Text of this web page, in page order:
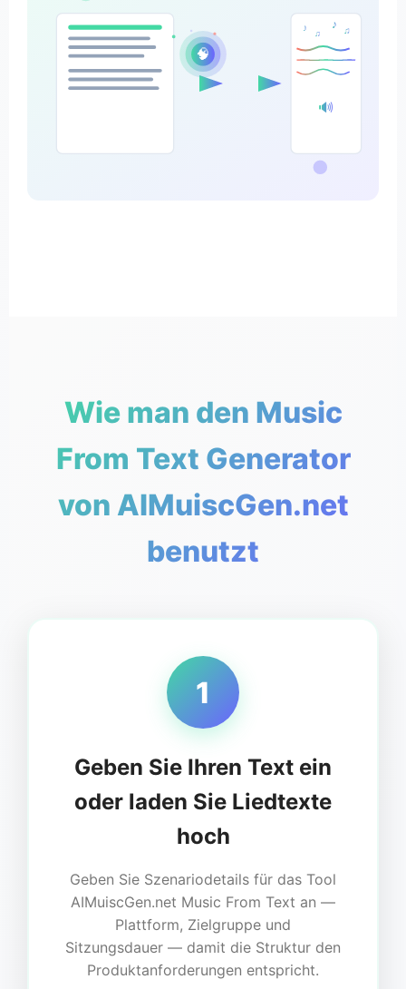
🧠
♪
♫
♪
♫
🔊
Wie man den Music
From Text Generator
von AIMuiscGen.net
benutzt
1
Geben Sie Ihren Text ein
oder laden Sie Liedtexte
hoch
Geben Sie Szenariodetails für das Tool
AIMuiscGen.net Music From Text an —
Plattform, Zielgruppe und
Sitzungsdauer — damit die Struktur den
Produktanforderungen entspricht.